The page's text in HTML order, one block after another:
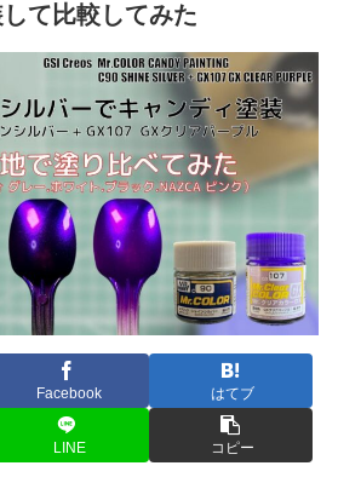
て比較してみた
Facebook はてブ
LINE コピー